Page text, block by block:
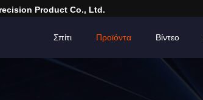
Product Co., Ltd.
Σπίτι Προϊόντα Βίντεο